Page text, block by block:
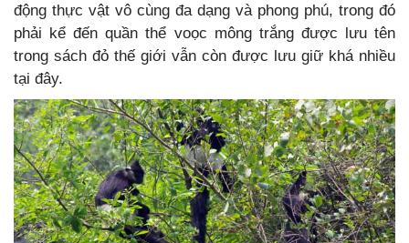
động thực vật vô cùng đa dạng và phong phú, trong đó
phải kể đến quần thể voọc mông trắng được lưu tên
trong sách đỏ thế giới vẫn còn được lưu giữ khá nhiều
tại đây.